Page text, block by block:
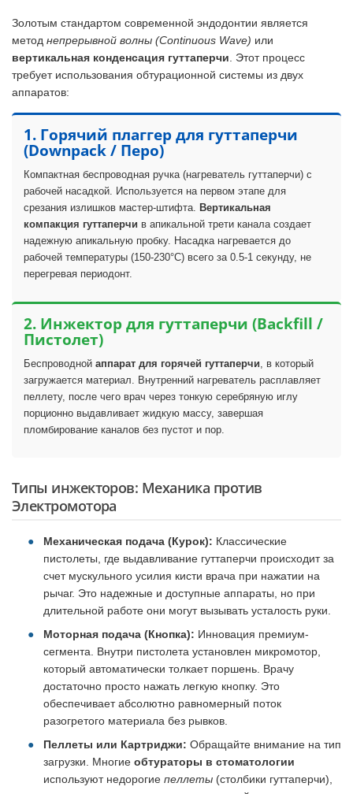
Золотым стандартом современной эндодонтии является
метод непрерывной волны (Continuous Wave) или
вертикальная конденсация гуттаперчи . Этот процесс
требует использования обтурационной системы из двух
аппаратов:
1. Горячий плаггер для гуттаперчи
(Downpack / Перо)
Компактная беспроводная ручка (нагреватель гуттаперчи) с
рабочей насадкой. Используется на первом этапе для
срезания излишков мастер-штифта. Вертикальная
компакция гуттаперчи в апикальной трети канала создает
надежную апикальную пробку. Насадка нагревается до
рабочей температуры (150-230°C) всего за 0.5-1 секунду, не
перегревая периодонт.
2. Инжектор для гуттаперчи (Backfill /
Пистолет)
Беспроводной аппарат для горячей гуттаперчи, в который
загружается материал. Внутренний нагреватель расплавляет
пеллету, после чего врач через тонкую серебряную иглу
порционно выдавливает жидкую массу, завершая
пломбирование каналов без пустот и пор.
Типы инжекторов: Механика против
Электромотора
Механическая подача (Курок): Классические
пистолеты, где выдавливание гуттаперчи происходит за
счет мускульного усилия кисти врача при нажатии на
рычаг. Это надежные и доступные аппараты, но при
длительной работе они могут вызывать усталость руки.
Моторная подача (Кнопка): Инновация премиум-
сегмента. Внутри пистолета установлен микромотор,
который автоматически толкает поршень. Врачу
достаточно просто нажать легкую кнопку. Это
обеспечивает абсолютно равномерный поток
разогретого материала без рывков.
Пеллеты или Картриджи: Обращайте внимание на тип
загрузки. Многие обтураторы в стоматологии
используют недорогие пеллеты (столбики гуттаперчи),